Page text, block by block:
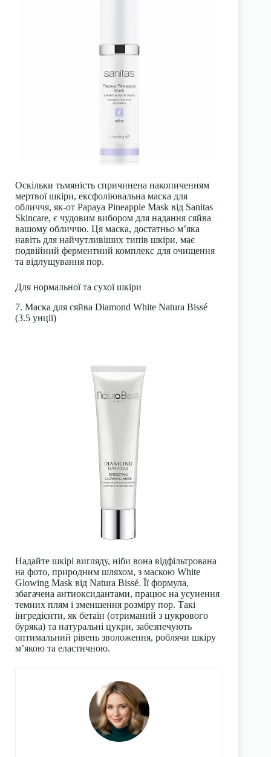
Оскільки тьмяність спричинена накопиченням
мертвої шкіри, ексфоліювальна маска для
обличчя, як-от Papaya Pineapple Mask від Sanitas
Skincare, є чудовим вибором для надання сяйва
вашому обличчю. Ця маска, достатньо м’яка
навіть для найчутливіших типів шкіри, має
подвійний ферментний комплекс для очищення
та відлущування пор.
Для нормальної та сухої шкіри
7. Маска для сяйва Diamond White Natura Bissé
(3.5 унції)
Надайте шкірі вигляду, ніби вона відфільтрована
на фото, природним шляхом, з маскою White
Glowing Mask від Natura Bissé. Її формула,
збагачена антиоксидантами, працює на усунення
темних плям і зменшення розміру пор. Такі
інгредієнти, як бетаїн (отриманий з цукрового
буряка) та натуральні цукри, забезпечують
оптимальний рівень зволоження, роблячи шкіру
м’якою та еластичною.